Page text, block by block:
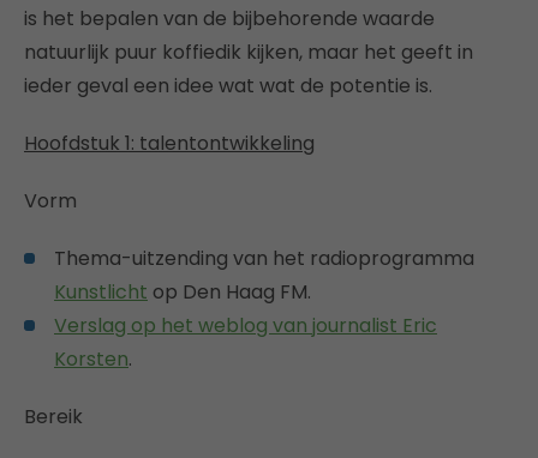
is het bepalen van de bijbehorende waarde
natuurlijk puur koffiedik kijken, maar het geeft in
ieder geval een idee wat wat de potentie is.
Hoofdstuk 1: talentontwikkeling
Vorm
Thema-uitzending van het radioprogramma
Kunstlicht op Den Haag FM.
Verslag op het weblog van journalist Eric
Korsten.
Bereik